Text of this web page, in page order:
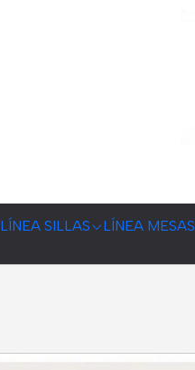
LÍNEA SILLAS LÍNEA MESAS